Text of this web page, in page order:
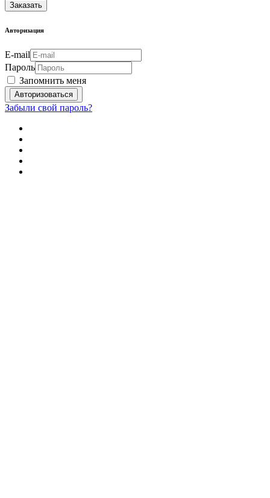
Заказать
Авторизация
E-mail
Пароль
Запомнить меня
Забыли свой пароль?